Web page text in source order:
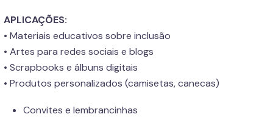
APLICAÇÕES:
• Materiais educativos sobre inclusão
• Artes para redes sociais e blogs
• Scrapbooks e álbuns digitais
• Produtos personalizados (camisetas, canecas)
Convites e lembrancinhas